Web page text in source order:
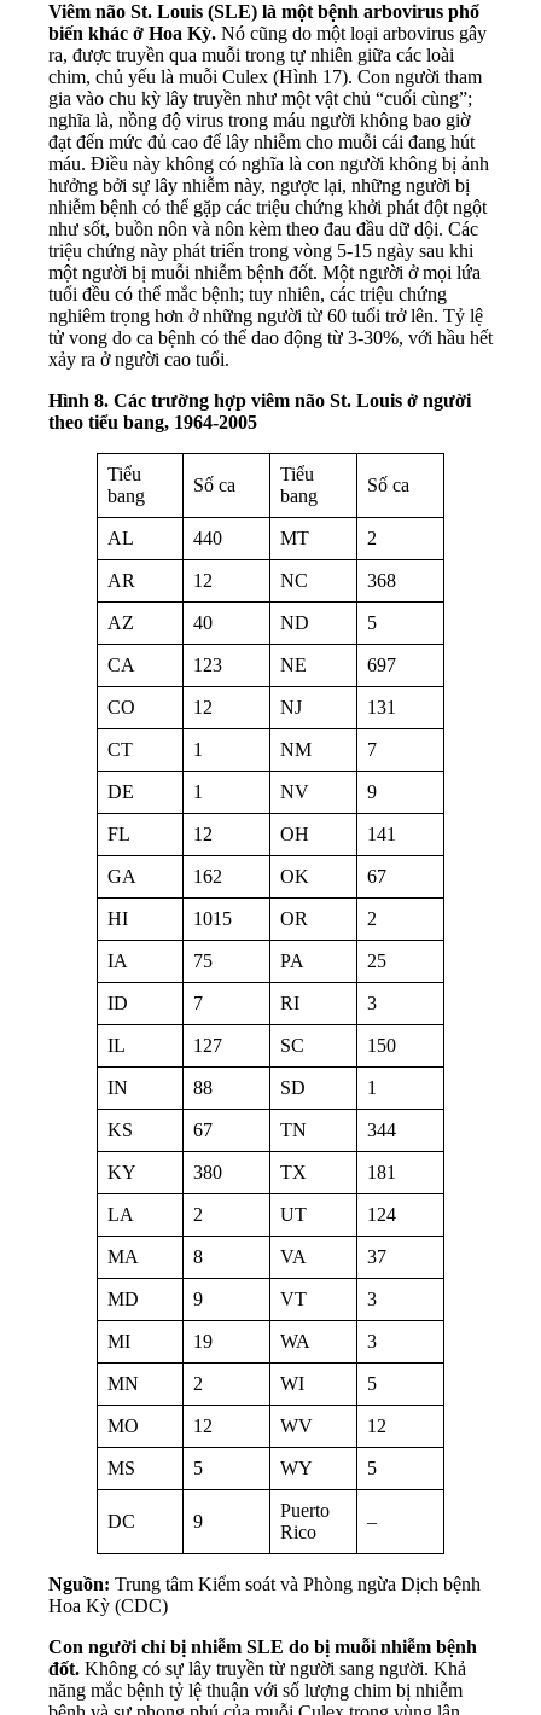
Viêm não St. Louis (SLE) là một bệnh arbovirus phổ
biến khác ở Hoa Kỳ. Nó cũng do một loại arbovirus gây
ra, được truyền qua muỗi trong tự nhiên giữa các loài
chim, chủ yếu là muỗi Culex (Hình 17). Con người tham
gia vào chu kỳ lây truyền như một vật chủ “cuối cùng”;
nghĩa là, nồng độ virus trong máu người không bao giờ
đạt đến mức đủ cao để lây nhiễm cho muỗi cái đang hút
máu. Điều này không có nghĩa là con người không bị ảnh
hưởng bởi sự lây nhiễm này, ngược lại, những người bị
nhiễm bệnh có thể gặp các triệu chứng khởi phát đột ngột
như sốt, buồn nôn và nôn kèm theo đau đầu dữ dội. Các
triệu chứng này phát triển trong vòng 5-15 ngày sau khi
một người bị muỗi nhiễm bệnh đốt. Một người ở mọi lứa
tuổi đều có thể mắc bệnh; tuy nhiên, các triệu chứng
nghiêm trọng hơn ở những người từ 60 tuổi trở lên. Tỷ lệ
tử vong do ca bệnh có thể dao động từ 3-30%, với hầu hết
xảy ra ở người cao tuổi.
Hình 8. Các trường hợp viêm não St. Louis ở người
theo tiểu bang, 1964-2005
Tiểu
bang
Số ca
Tiểu
bang
Số ca
AL 440 MT 2
AR 12 NC 368
AZ 40 ND 5
CA 123 NE 697
CO 12 NJ 131
CT 1 NM 7
DE 1 NV 9
FL 12 OH 141
GA 162 OK 67
HI 1015 OR 2
IA 75 PA 25
ID 7 RI 3
IL 127 SC 150
IN 88 SD 1
KS 67 TN 344
KY 380 TX 181
LA 2 UT 124
MA 8 VA 37
MD 9 VT 3
MI 19 WA 3
MN 2 WI 5
MO 12 WV 12
MS 5 WY 5
DC 9
Puerto
Rico
–
Nguồn: Trung tâm Kiểm soát và Phòng ngừa Dịch bệnh
Hoa Kỳ (CDC)
Con người chỉ bị nhiễm SLE do bị muỗi nhiễm bệnh
đốt. Không có sự lây truyền từ người sang người. Khả
năng mắc bệnh tỷ lệ thuận với số lượng chim bị nhiễm